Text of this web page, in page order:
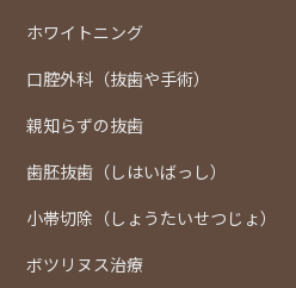
ホワイトニング
口腔外科（抜歯や手術）
親知らずの抜歯
歯胚抜歯（しはいばっし）
小帯切除（しょうたいせつじょ）
ボツリヌス治療